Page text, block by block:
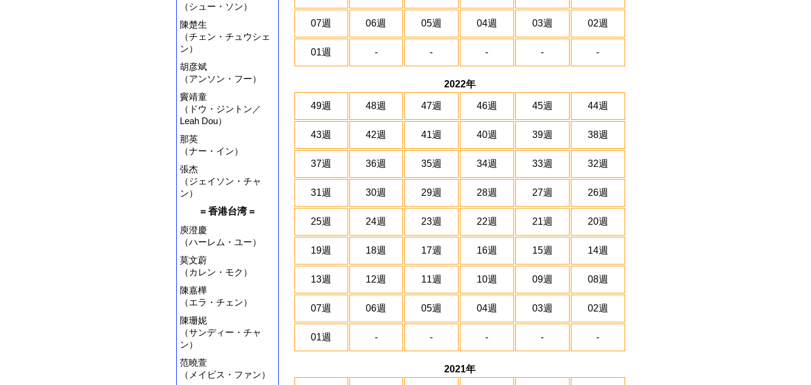
（シュー・ソン）
陳楚生
（チェン・チュウシェ
ン）
胡彦斌
（アンソン・フー）
竇靖童
（ドウ・ジントン／
Leah Dou）
那英
（ナー・イン）
張杰
（ジェイソン・チャ
ン）
= 香港台湾 =
庾澄慶
（ハーレム・ユー）
莫文蔚
（カレン・モク）
陳嘉樺
（エラ・チェン）
陳珊妮
（サンディー・チャ
ン）
范曉萱
（メイビス・ファン）
07週 06週 05週 04週 03週 02週
01週 - - - - -
2022年
49週 48週 47週 46週 45週 44週
43週 42週 41週 40週 39週 38週
37週 36週 35週 34週 33週 32週
31週 30週 29週 28週 27週 26週
25週 24週 23週 22週 21週 20週
19週 18週 17週 16週 15週 14週
13週 12週 11週 10週 09週 08週
07週 06週 05週 04週 03週 02週
01週 - - - - -
2021年